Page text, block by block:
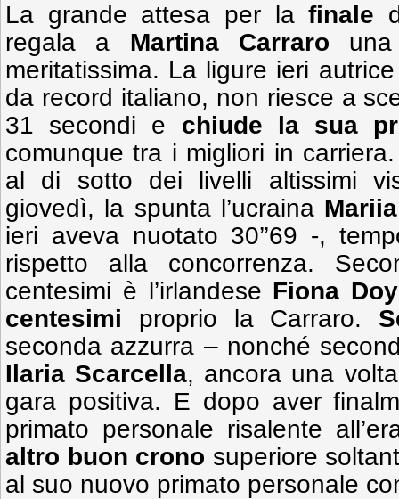
La grande attesa per lafinale
regala a Martina Carraro
meritatissima. La ligure ieri autrice
da record italiano, non riesce a
31 secondi e chiude la sua
comunque tra i migliori in
al di sotto dei livelli altissimi
giovedì, la spunta l’ucraina
ieri aveva nuotato 30’’69 -,
rispetto alla concorrenza.
centesimi è l’irlandese Fiona
centesimi proprio la Carraro.
seconda azzurra – nonché
Ilaria Scarcella, ancora una
gara positiva. E dopo aver
primato personale risalente
altro buon crono superiore
al suo nuovo primato personale